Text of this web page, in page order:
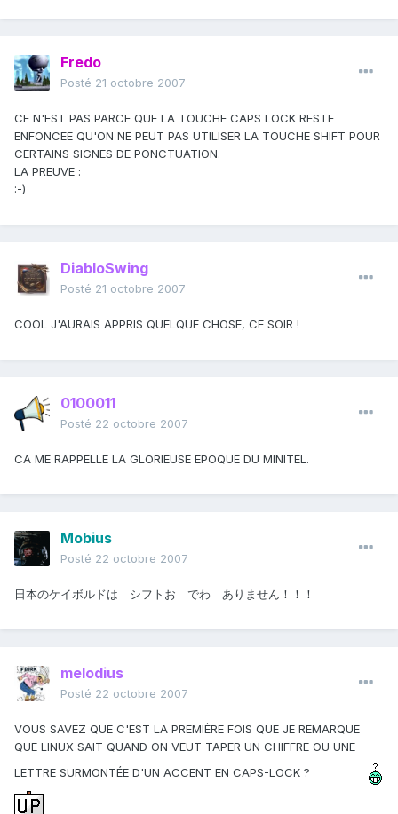
Fredo
Posté 21 octobre 2007
CE N'EST PAS PARCE QUE LA TOUCHE CAPS LOCK RESTE
ENFONCEE QU'ON NE PEUT PAS UTILISER LA TOUCHE SHIFT POUR
CERTAINS SIGNES DE PONCTUATION.
LA PREUVE :
:-)
DiabloSwing
Posté 21 octobre 2007
COOL J'AURAIS APPRIS QUELQUE CHOSE, CE SOIR !
0100011
Posté 22 octobre 2007
CA ME RAPPELLE LA GLORIEUSE EPOQUE DU MINITEL.
Mobius
Posté 22 octobre 2007
日本のケイボルドは シフトお でわ ありません！！！
melodius
Posté 22 octobre 2007
VOUS SAVEZ QUE C'EST LA PREMIÈRE FOIS QUE JE REMARQUE
QUE LINUX SAIT QUAND ON VEUT TAPER UN CHIFFRE OU UNE
LETTRE SURMONTÉE D'UN ACCENT EN CAPS-LOCK ?